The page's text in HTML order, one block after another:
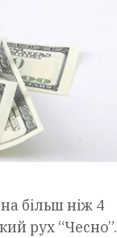
більш ніж 4
рух “Чесно”.